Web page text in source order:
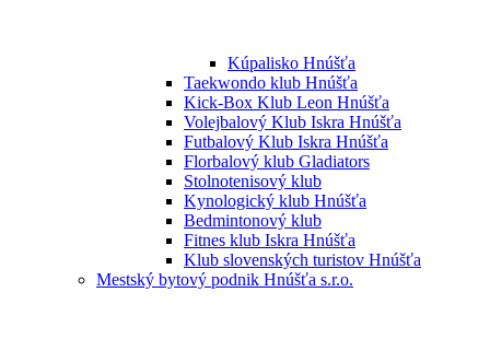
Kúpalisko Hnúšťa
Taekwondo klub Hnúšťa
Kick-Box Klub Leon Hnúšťa
Volejbalový Klub Iskra Hnúšťa
Futbalový Klub Iskra Hnúšťa
Florbalový klub Gladiators
Stolnotenisový klub
Kynologický klub Hnúšťa
Bedmintonový klub
Fitnes klub Iskra Hnúšťa
Klub slovenských turistov Hnúšťa
Mestský bytový podnik Hnúšťa s.r.o.